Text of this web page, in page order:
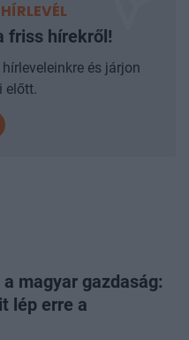
friss hírekről!
és járjon
előtt.
magyar gazdaság:
lép erre a